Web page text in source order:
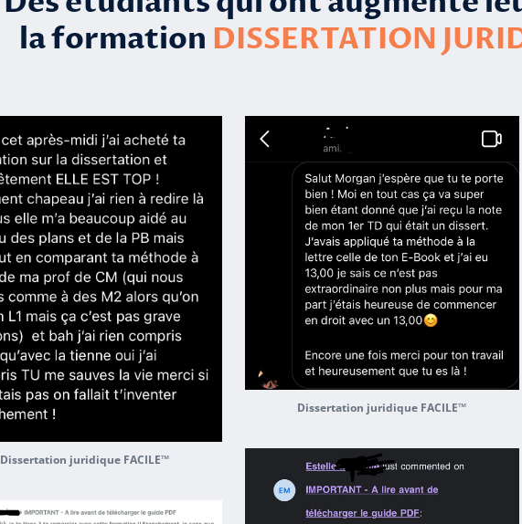
la formation DISSERTATION
Dissertation juridique FACILE™
Dissertation juridique FACILE™